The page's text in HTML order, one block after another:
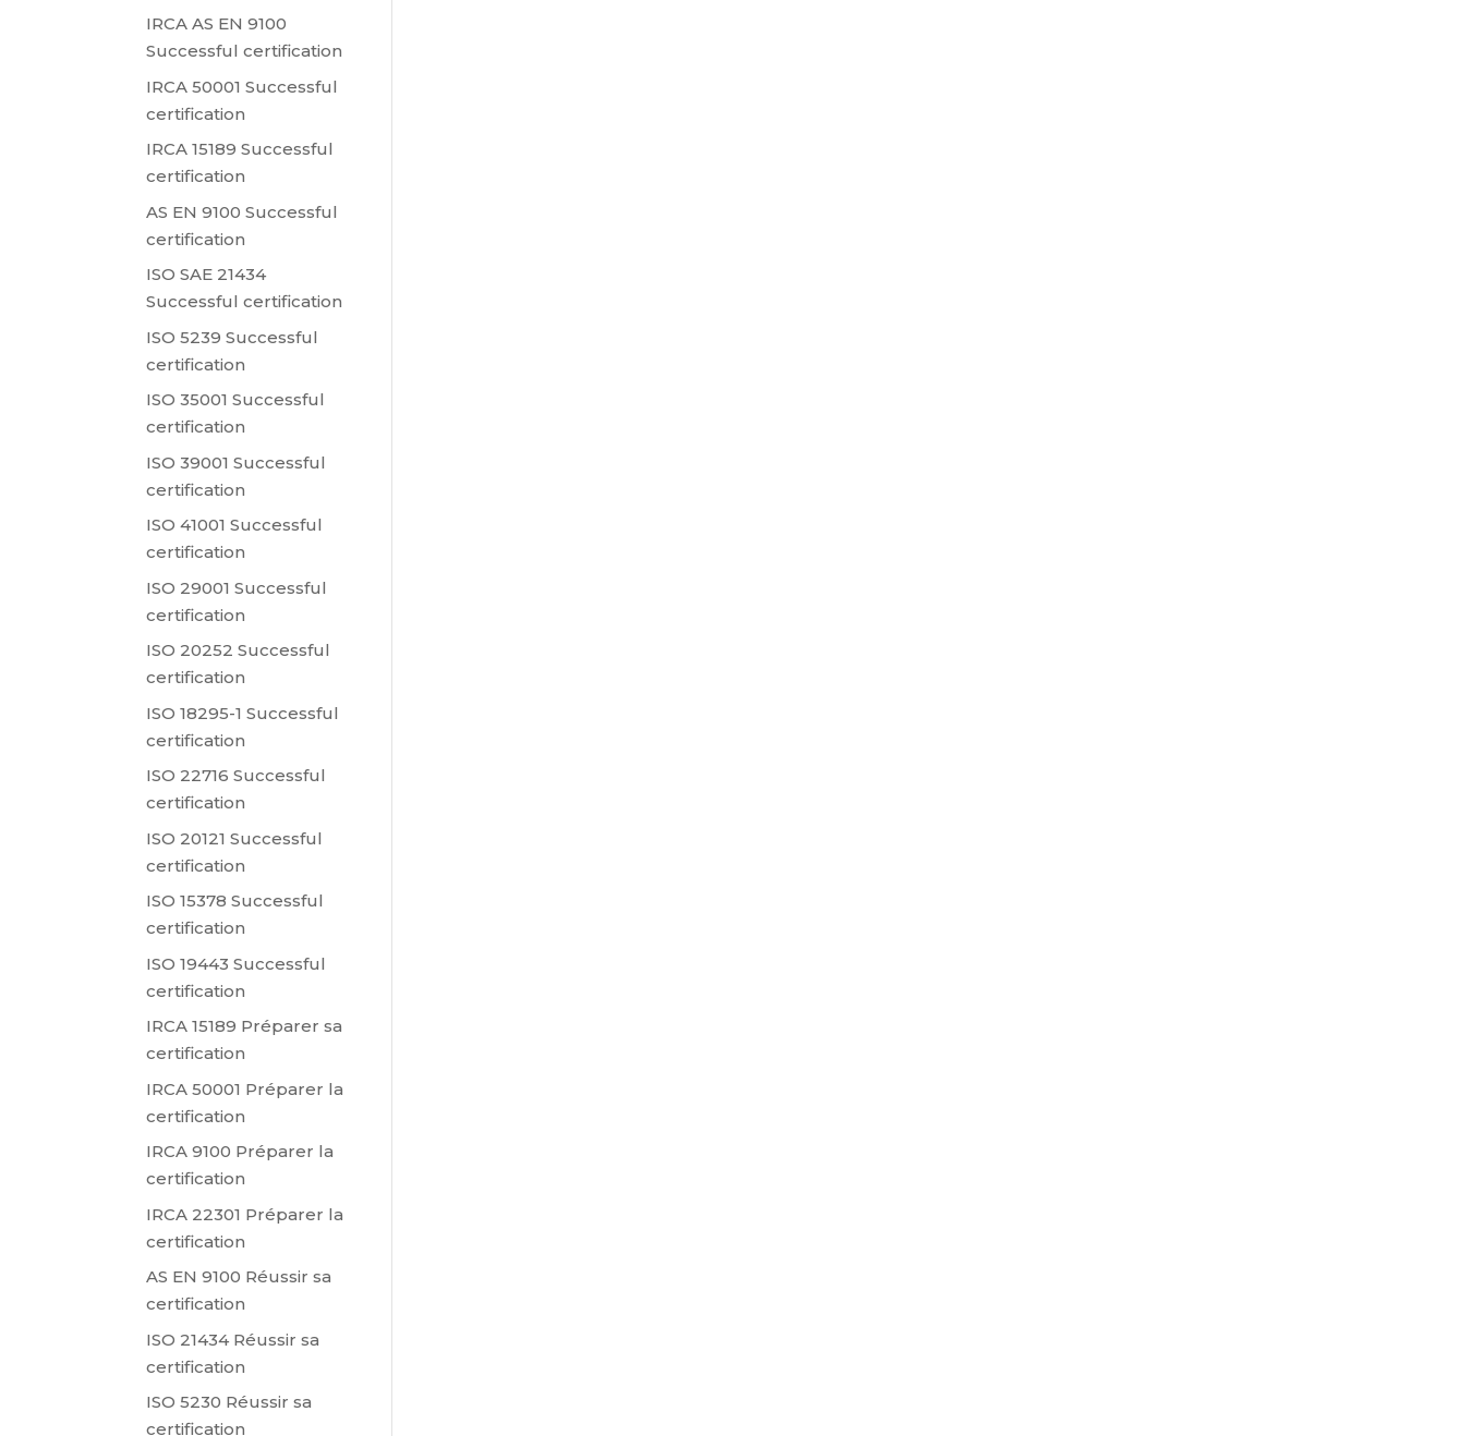
IRCA AS EN 9100
Successful certification
IRCA 50001 Successful
certification
IRCA 15189 Successful
certification
AS EN 9100 Successful
certification
ISO SAE 21434
Successful certification
ISO 5239 Successful
certification
ISO 35001 Successful
certification
ISO 39001 Successful
certification
ISO 41001 Successful
certification
ISO 29001 Successful
certification
ISO 20252 Successful
certification
ISO 18295-1 Successful
certification
ISO 22716 Successful
certification
ISO 20121 Successful
certification
ISO 15378 Successful
certification
ISO 19443 Successful
certification
IRCA 15189 Préparer sa
certification
IRCA 50001 Préparer la
certification
IRCA 9100 Préparer la
certification
IRCA 22301 Préparer la
certification
AS EN 9100 Réussir sa
certification
ISO 21434 Réussir sa
certification
ISO 5230 Réussir sa
certification